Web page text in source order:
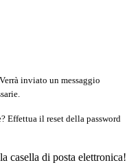
Verrà inviato un messaggio
Effettua il reset della password
casella di posta elettronica!